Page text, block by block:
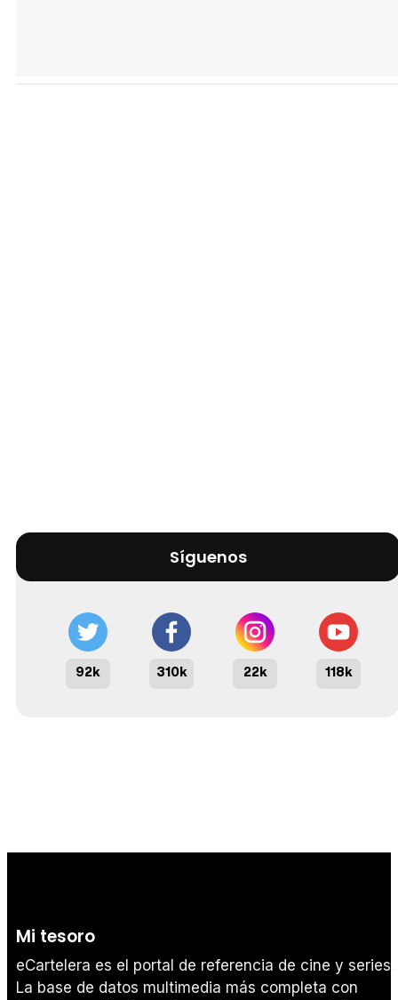
Síguenos
92k 310k 22k 118k
Mi tesoro
eCartelera es el portal de referencia de cine y series.
La base de datos multimedia más completa con